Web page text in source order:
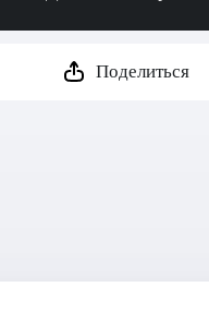
Поделиться